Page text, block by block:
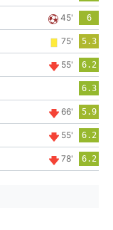
45' 6
75' 5.3
55' 6.2
6.3
66' 5.9
55' 6.2
78' 6.2